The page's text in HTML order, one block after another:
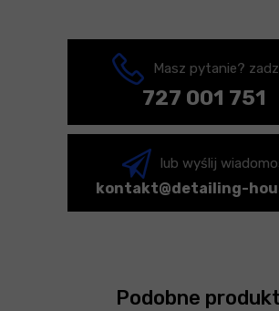
Masz pytanie?
727 001 751
lub wyślij
kontakt@detailing-
Podobne